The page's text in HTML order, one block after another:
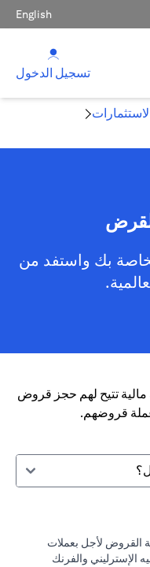
English
تسجيل الدخول
بك واستفد من
مالية تتيح لهم حجز قروض
قروضهم.
القروض لأجل بعملات
الإسترليني والفرنك